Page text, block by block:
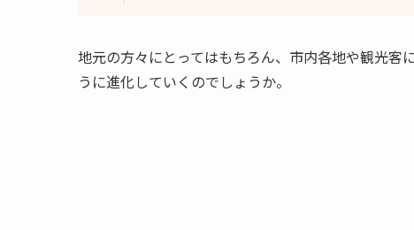
地元の方々にとってはもちろん、市内各地や観光客
うに進化していくのでしょうか。